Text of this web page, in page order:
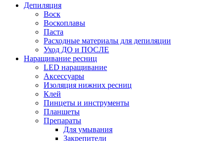
Депиляция
Воск
Воскоплавы
Паста
Расходные материалы для депиляции
Уход ДО и ПОСЛЕ
Наращивание ресниц
LED наращивание
Аксессуары
Изоляция нижних ресниц
Клей
Пинцеты и инструменты
Планшеты
Препараты
Для умывания
Закрепители